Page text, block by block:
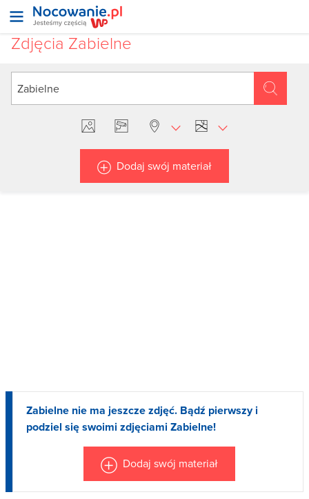
Zdjęcia Zabielne
Dodaj swój materiał
Zabielne nie ma jeszcze zdjęć. Bądź pierwszy i
podziel się swoimi zdjęciami Zabielne!
Dodaj swój materiał